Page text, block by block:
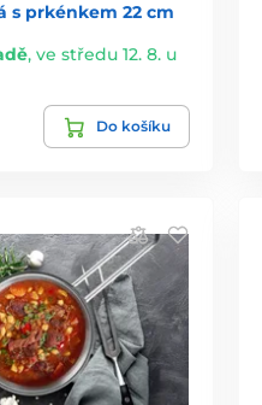
s prkénkem 22 cm
, ve středu 12. 8. u
Do košíku